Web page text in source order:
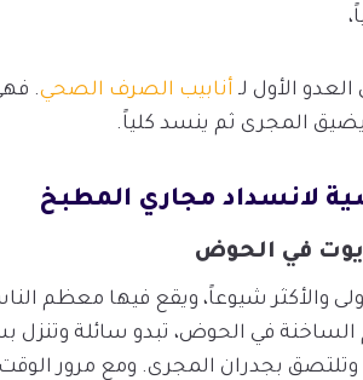
الأول لـ أنابيب الصرف الصحي.
يضيق المجرى ثم ينسد كلياً.
لانسداد مجاري المطبخ
في الحوض
والأكثر شيوعاً، ويقع فيها معظم
الساخنة في الحوض، تبدو سائلة
وتلتصق بجدران المجرى. ومع مرور